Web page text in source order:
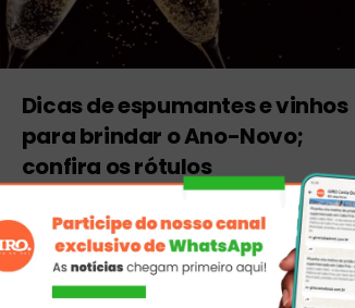
Dicas de espumantes e vinhos
para brindar o Ano-Novo;
confira os rótulos
GIRO NO MUNDO DOS VINHOS - Chegamos à
virada do ano - a hora de comemorar a ida de
um e...